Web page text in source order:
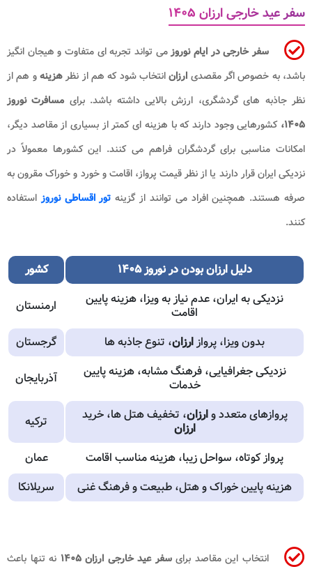
سفر عید خارجی ارزان ۱۴۰۵
سفر خارجی در ایام نوروزمی تواند تجربه ای متفاوت و هیجان انگیز
باشد، به خصوص اگر مقصدی ارزانانتخاب شود که هم از نظرهزینهو هم از
نظر جاذبه های گردشگری، ارزش بالایی داشته باشد. برای مسافرت نوروز
۱۴۰۵، کشورهایی وجود دارند که با هزینه ای کمتر از بسیاری از مقاصد دیگر،
امکانات مناسبی برای گردشگران فراهم می کنند. این کشورها معمولاً در
نزدیکی ایران قرار دارند یا از نظر قیمت پرواز، اقامت و خورد و خوراک مقرون به
صرفه هستند. همچنین افراد می توانند از گزینه تور اقساطی نوروزاستفاده
کنند.
دلیلارزان بودن در نوروز ۱۴۰۵
کشور
نزدیکی به ایران، عدم نیاز به ویزا، هزینه پایین
اقامت
ارمنستان
بدون ویزا، پرواز ارزان، تنوع جاذبه ها
گرجستان
نزدیکی جغرافیایی، فرهنگ مشابه، هزینه پایین
خدمات
آذربایجان
پروازهای متعدد وارزان، تخفیف هتل ها، خرید
ارزان
ترکیه
پرواز کوتاه، سواحل زیبا، هزینه مناسب اقامت
عمان
هزینه پایین خوراک و هتل، طبیعت و فرهنگ غنی
سریلانکا
انتخاب این مقاصد برایسفر عید خارجی ارزان ۱۴۰۵
نه تنها باعث